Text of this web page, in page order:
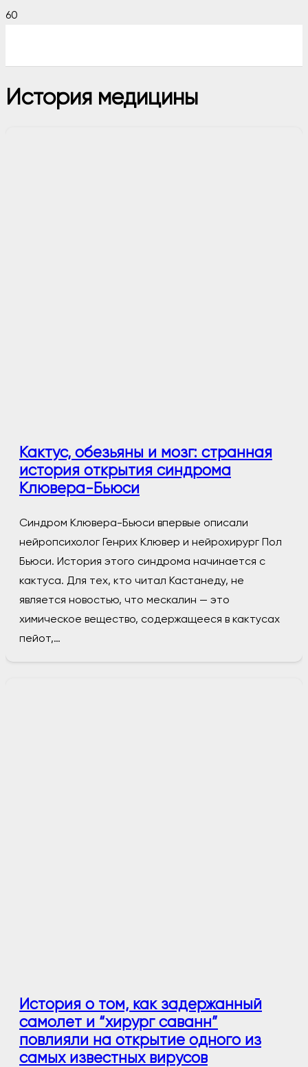
История медицины
Кактус, обезьяны и мозг: странная
история открытия синдрома
Клювера-Бьюси
Синдром Клювера-Бьюси впервые описали
нейропсихолог Генрих Клювер и нейрохирург Пол
Бьюси. История этого синдрома начинается с
кактуса. Для тех, кто читал Кастанеду, не
является новостью, что мескалин — это
химическое вещество, содержащееся в кактусах
пейот,…
История о том, как задержанный
самолет и “хирург саванн”
повлияли на открытие одного из
самых известных вирусов